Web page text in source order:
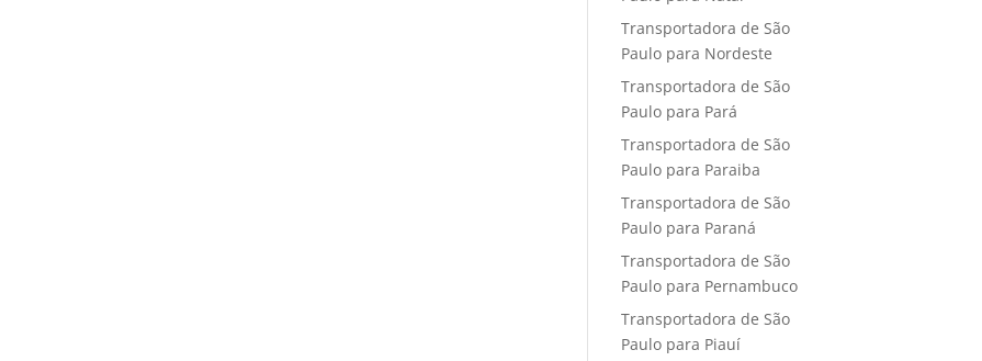
Transportadora de São
Paulo para Nordeste
Transportadora de São
Paulo para Pará
Transportadora de São
Paulo para Paraiba
Transportadora de São
Paulo para Paraná
Transportadora de São
Paulo para Pernambuco
Transportadora de São
Paulo para Piauí